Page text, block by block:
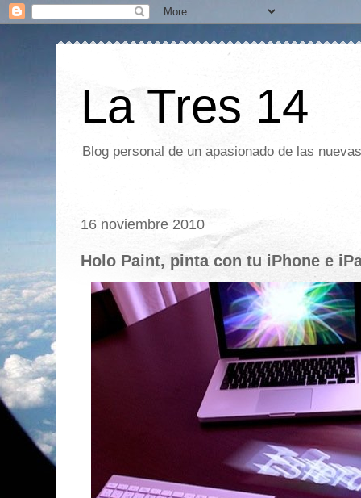
La Tres 14
Blog personal de un apasionado de las
16 noviembre 2010
Holo Paint, pinta con tu iPhone e